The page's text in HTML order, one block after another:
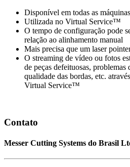
Disponível em todas as
Utilizada no Virtual Service™
O tempo de configuração pode
relação ao alinhamento manual
Mais precisa que um laser
O streaming de vídeo ou fotos
de peças defeituosas,
qualidade das bordas, etc.
Virtual Service™
Contato
Messer Cutting Systems do Brasil